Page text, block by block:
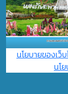
นโยบายของเว็
นโ